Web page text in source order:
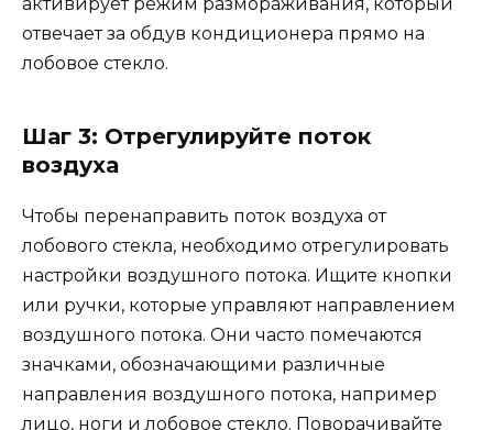
отвечает за обдув кондиционера прямо на
лобовое стекло.
Шаг 3: Отрегулируйте поток
воздуха
Чтобы перенаправить поток воздуха от
лобового стекла, необходимо отрегулировать
настройки воздушного потока. Ищите кнопки
или ручки, которые управляют направлением
воздушного потока. Они часто помечаются
значками, обозначающими различные
направления воздушного потока, например
лицо, ноги и лобовое стекло. Поворачивайте